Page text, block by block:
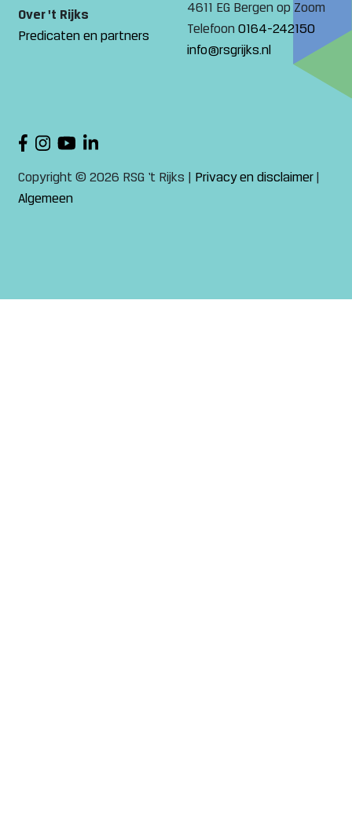
Over 't Rijks
Predicaten en partners
4611 EG Bergen op Zoom
Telefoon 0164-242150
info@rsgrijks.nl
Copyright © 2026 RSG ‘t Rijks | Privacy en disclaimer|
Algemeen